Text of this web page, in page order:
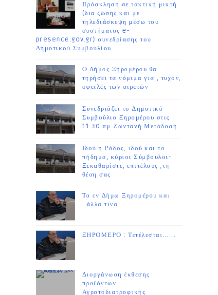
Πρόσκληση σε τακτική μικτή
(δια ζώσης και με
τηλεδιάσκεψη μέσω του
συστήματος e-
presence.gov.gr) συνεδρίασης του
Δημοτικού Συμβουλίου
Ο Δήμος Ξηρομέρου θα
τηρήσει τα νόμιμα για , τυχόν,
οφειλές των αιρετών
Συνεδριάζει το Δημοτικό
Συμβούλιο Ξηρομέρου στις
11.30 πμ-Ζωντανή Μετάδοση
Ιδού η Ρόδος, ιδού και το
πήδημα, κύριοι Σύμβουλοι-
Ξεκαθαρίστε, επιτέλους ,τη
θέση σας
Τα εν Δήμω Ξηρομέρου και
..άλλα τινα
ΞΗΡΟΜΕΡΟ : Τετέλεσται......
Διοργάνωση έκθεσης
προϊόντων
Αγροτοδιατροφικής